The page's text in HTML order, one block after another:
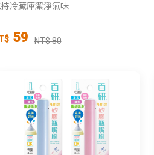
持冷藏庫潔淨氣味
59 NT$ 80